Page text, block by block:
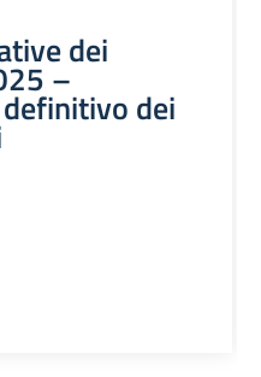
dei
–
dei